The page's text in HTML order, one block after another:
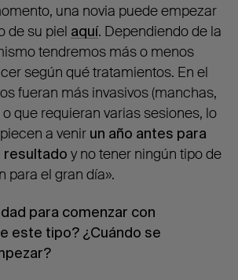
una novia puede empezar
de su piel aquí. Dependiendo de la
tendremos más o menos
según qué tratamientos. En el
fueran más invasivos (manchas,
que requieran varias sesiones, lo
a venir un año antes para
resultado y no tener ningún tipo de
para el gran día».
para comenzar con
este tipo? ¿Cuándo se